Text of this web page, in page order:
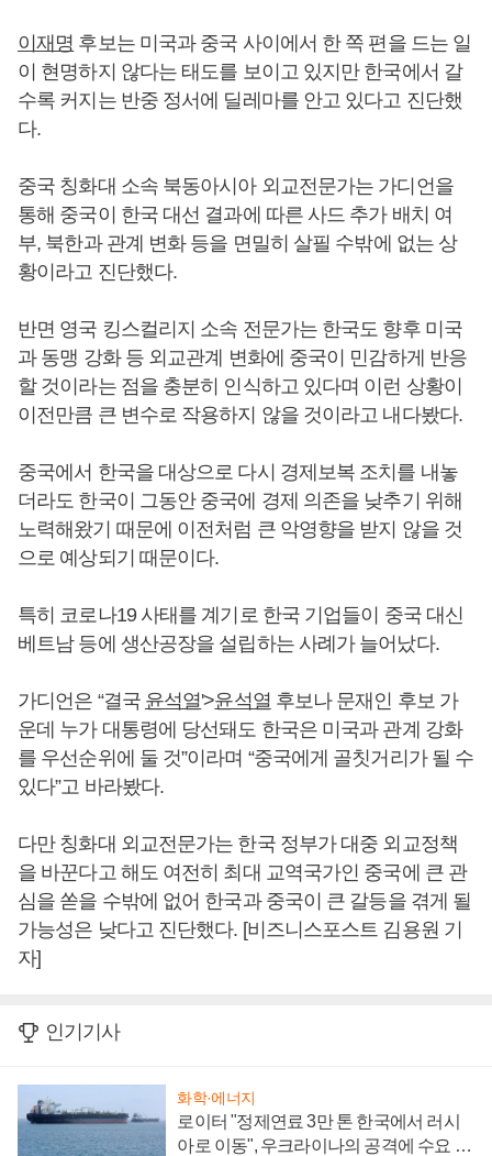
이재명 후보는 미국과 중국 사이에서 한 쪽 편을 드는 일
이 현명하지 않다는 태도를 보이고 있지만 한국에서 갈
수록 커지는 반중 정서에 딜레마를 안고 있다고 진단했
다.
중국 칭화대 소속 북동아시아 외교전문가는 가디언을
통해 중국이 한국 대선 결과에 따른 사드 추가 배치 여
부, 북한과 관계 변화 등을 면밀히 살필 수밖에 없는 상
황이라고 진단했다.
반면 영국 킹스컬리지 소속 전문가는 한국도 향후 미국
과 동맹 강화 등 외교관계 변화에 중국이 민감하게 반응
할 것이라는 점을 충분히 인식하고 있다며 이런 상황이
이전만큼 큰 변수로 작용하지 않을 것이라고 내다봤다.
중국에서 한국을 대상으로 다시 경제보복 조치를 내놓
더라도 한국이 그동안 중국에 경제 의존을 낮추기 위해
노력해왔기 때문에 이전처럼 큰 악영향을 받지 않을 것
으로 예상되기 때문이다.
특히 코로나19 사태를 계기로 한국 기업들이 중국 대신
베트남 등에 생산공장을 설립하는 사례가 늘어났다.
가디언은 “결국 윤석열'>윤석열 후보나 문재인 후보 가
운데 누가 대통령에 당선돼도 한국은 미국과 관계 강화
를 우선순위에 둘 것”이라며 “중국에게 골칫거리가 될 수
있다”고 바라봤다.
다만 칭화대 외교전문가는 한국 정부가 대중 외교정책
을 바꾼다고 해도 여전히 최대 교역국가인 중국에 큰 관
심을 쏟을 수밖에 없어 한국과 중국이 큰 갈등을 겪게 될
가능성은 낮다고 진단했다. [비즈니스포스트 김용원 기
자]
인기기사
화학·에너지
로이터 "정제연료 3만 톤 한국에서 러시
아로 이동", 우크라이나의 공격에 수요 늘